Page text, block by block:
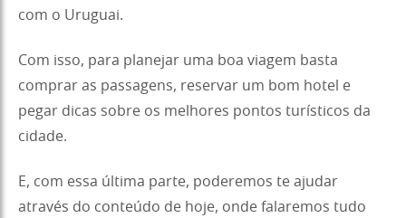
com o Uruguai.
Com isso, para planejar uma boa viagem basta
comprar as passagens, reservar um bom hotel e
pegar dicas sobre os melhores pontos turísticos da
cidade.
E, com essa última parte, poderemos te ajudar
através do conteúdo de hoje, onde falaremos tudo